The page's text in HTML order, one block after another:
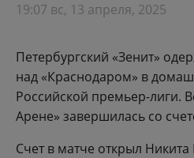
19:07 вс, 13 апреля, 2025
Петербургский «Зенит»
над «Краснодаром» в
Российской премьер-лиги.
Арене» завершилась со
Счет в матче открыл